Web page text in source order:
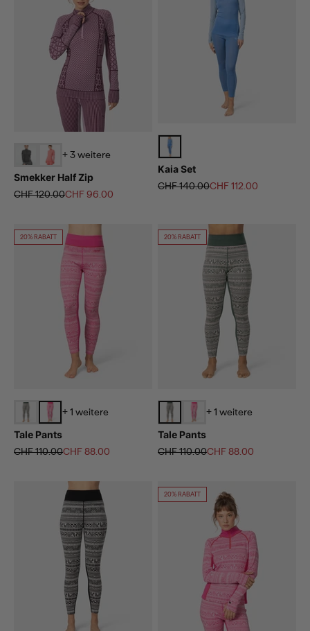
+ 3 weitere
Smekker Half Zip
Regulärer Preis
CHF 120.00Angebot
CHF 96.00
Kaia Set
Regulärer Preis
CHF 140.00Angebot
CHF 112.00
20% RABATT
+ 1 weitere
Tale Pants
Regulärer Preis
CHF 110.00Angebot
CHF 88.00
20% RABATT
+ 1 weitere
Tale Pants
Regulärer Preis
CHF 110.00Angebot
CHF 88.00
20% RABATT